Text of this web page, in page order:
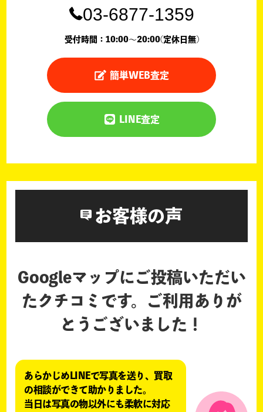
03-6877-1359
受付時間：10:00〜20:00(定休日無)
簡単WEB査定
LINE査定
お客様の声
Googleマップにご投稿いただい
たクチコミです。
ご利用ありが
とうございました！
あらかじめLINEで写真を送り、買取
の相談ができて助かりました。
当日は写真の物以外にも柔軟に対応